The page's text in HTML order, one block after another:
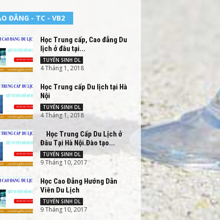
ĐẲNG - TC - VB2
Học Trung cấp, Cao đẳng Du
lịch ở đâu tại...
TUYỂN SINH DL
4 Tháng 1, 2018
Học Trung cấp Du lịch tại Hà
Nội
TUYỂN SINH DL
4 Tháng 1, 2018
Học Trung Cấp Du Lịch ở
Đâu Tại Hà Nội.Đào tạo...
TUYỂN SINH DL
9 Tháng 10, 2017
Học Cao Đẳng Hướng Dẫn
Viên Du Lịch
TUYỂN SINH DL
9 Tháng 10, 2017